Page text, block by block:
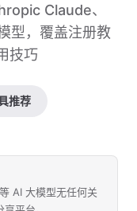
Claude、
型，覆盖注册教
技巧
推荐
AI 大模型无任何关